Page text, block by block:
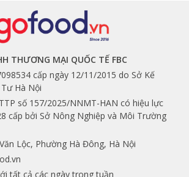
Tuyển dụng
định
hàng
THEO DÕI NGAY
Facebook
Instagram
Youtube
Tiktok
Shopee
THƯƠNG MẠI QUỐC TẾ FBC
cấp ngày 12/11/2015 do Sở Kế
Hà Nội
số 157/2025/NNMT-HAN có hiệu lực
cấp bởi Sở Nông Nghiệp và Môi Trường
Lộc, Phường Hà Đông, Hà Nội
tất cả các ngày trong tuần